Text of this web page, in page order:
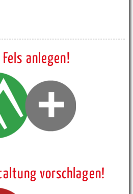
Fels anlegen!
vorschlagen!